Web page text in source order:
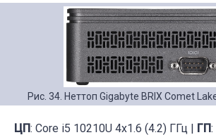
Рис. 34. Неттоп Gigabyte BRIX Comet
ЦП: Core i5 10210U 4x1.6 (4.2) ГГц | ГП: